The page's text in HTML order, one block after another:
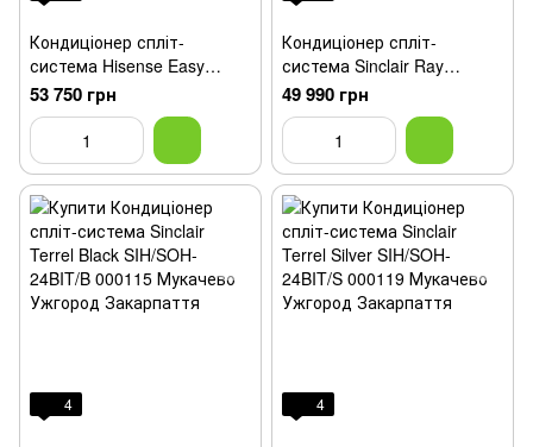
Кондиціонер спліт-
система Hisense Easy
smart CA70BT1A
53 750 грн
Кондиціонер спліт-
система Sinclair Ray
SIH/SOH-24BIR
49 990 грн
4 4